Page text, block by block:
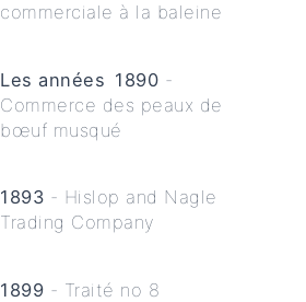
commerciale à la baleine
Les années 1890 -
Commerce des peaux de
bœuf musqué
1893 - Hislop and Nagle
Trading Company
1899 - Traité no 8